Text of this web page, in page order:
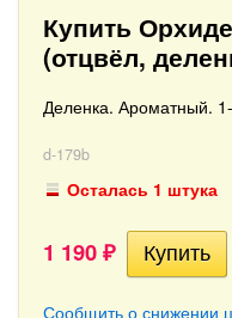
Купить
(отцвёл,
Деленка. Ароматный.
d-179b
Осталась 1 штука
1 190 ₽
Сообщить о снижении